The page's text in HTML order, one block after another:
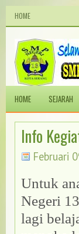
HOME
HOME SEJARAH
Info
Februari
Untuk
Negeri
lagi